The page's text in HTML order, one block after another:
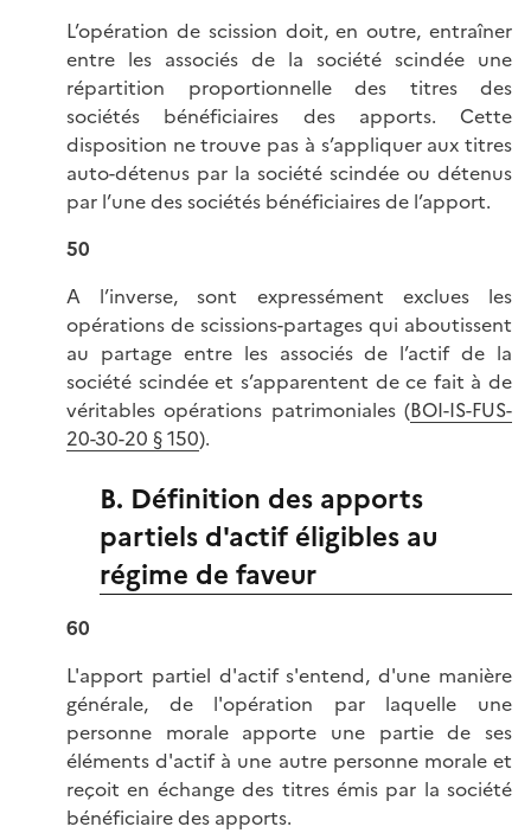
L’opération de scission doit, en outre, entraîner
entre les associés de la société scindée une
répartition proportionnelle des titres des
sociétés bénéficiaires des apports. Cette
disposition ne trouve pas à s’appliquer aux titres
auto-détenus par la société scindée ou détenus
par l’une des sociétés bénéficiaires de l’apport.
50
A l’inverse, sont expressément exclues les
opérations de scissions-partages qui aboutissent
au partage entre les associés de l’actif de la
société scindée et s’apparentent de ce fait à de
véritables opérations patrimoniales (BOI-IS-FUS-
20-30-20 § 150).
B. Définition des apports
partiels d'actif éligibles au
régime de faveur
60
L'apport partiel d'actif s'entend, d'une manière
générale, de l'opération par laquelle une
personne morale apporte une partie de ses
éléments d'actif à une autre personne morale et
reçoit en échange des titres émis par la société
bénéficiaire des apports.